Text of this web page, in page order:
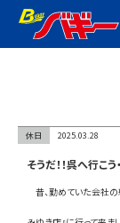
WEB予約
無料査定窓口
車両検索
休日 2025.03.28
そうだ！！呉へ行こう・
昔、勤めていた会社の